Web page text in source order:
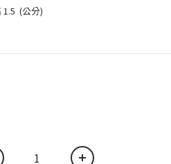
(公分)